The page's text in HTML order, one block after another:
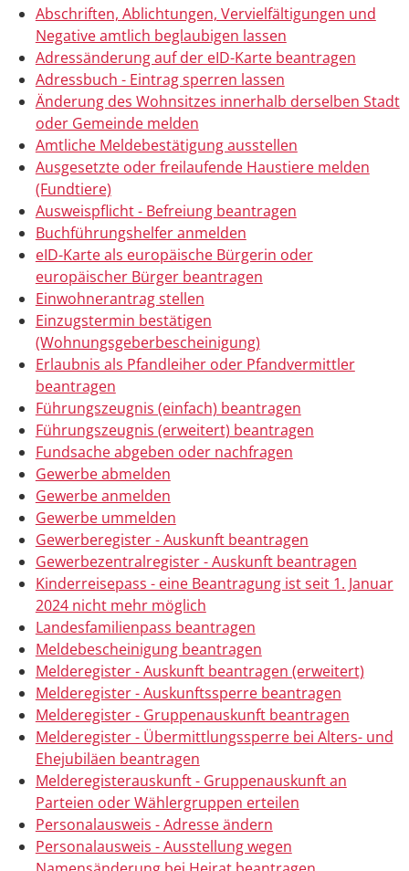
Abschriften, Ablichtungen, Vervielfältigungen und
Negative amtlich beglaubigen lassen
Adressänderung auf der eID-Karte beantragen
Adressbuch - Eintrag sperren lassen
Änderung des Wohnsitzes innerhalb derselben Stadt
oder Gemeinde melden
Amtliche Meldebestätigung ausstellen
Ausgesetzte oder freilaufende Haustiere melden
(Fundtiere)
Ausweispflicht - Befreiung beantragen
Buchführungshelfer anmelden
eID-Karte als europäische Bürgerin oder
europäischer Bürger beantragen
Einwohnerantrag stellen
Einzugstermin bestätigen
(Wohnungsgeberbescheinigung)
Erlaubnis als Pfandleiher oder Pfandvermittler
beantragen
Führungszeugnis (einfach) beantragen
Führungszeugnis (erweitert) beantragen
Fundsache abgeben oder nachfragen
Gewerbe abmelden
Gewerbe anmelden
Gewerbe ummelden
Gewerberegister - Auskunft beantragen
Gewerbezentralregister - Auskunft beantragen
Kinderreisepass - eine Beantragung ist seit 1. Januar
2024 nicht mehr möglich
Landesfamilienpass beantragen
Meldebescheinigung beantragen
Melderegister - Auskunft beantragen (erweitert)
Melderegister - Auskunftssperre beantragen
Melderegister - Gruppenauskunft beantragen
Melderegister - Übermittlungssperre bei Alters- und
Ehejubiläen beantragen
Melderegisterauskunft - Gruppenauskunft an
Parteien oder Wählergruppen erteilen
Personalausweis - Adresse ändern
Personalausweis - Ausstellung wegen